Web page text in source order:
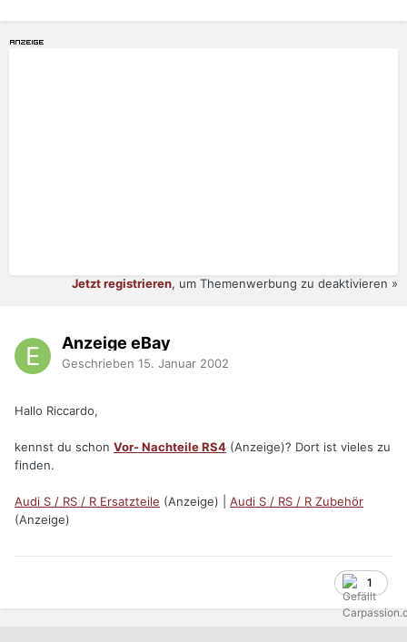
Jetzt registrieren, um Themenwerbung zu deaktivieren »
Anzeige eBay
Geschrieben 15. Januar 2002
Hallo Riccardo,
kennst du schon Vor- Nachteile RS4 (Anzeige)? Dort ist vieles zu
finden.
Audi S / RS / R Ersatzteile (Anzeige) | Audi S / RS / R Zubehör
(Anzeige)
1